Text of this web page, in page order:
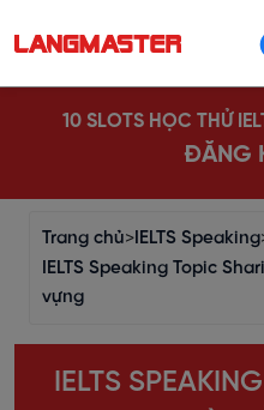
10 SLOTS HỌC THỬ
ĐĂNG
Trang chủ> IELTS Speaking
IELTS Speaking Topic
vựng
IELTS